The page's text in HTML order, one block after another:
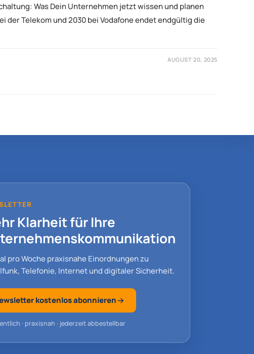
Was Dein Unternehmen jetzt wissen und planen
der Telekom und 2030 bei Vodafone endet endgültig die
AUGUST 20, 2025
Klarheit für Ihre
pro Woche praxisnahe Einordnungen zu
Telefonie, Internet und digitaler Sicherheit.
kostenlos abonnieren
· praxisnah · jederzeit abbestellbar